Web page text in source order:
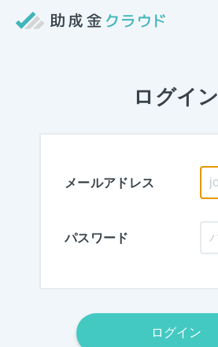
ログイン
メールアドレス
パスワード
ログイン